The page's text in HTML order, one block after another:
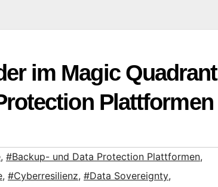
im Magic Quadrant
Plattformen
, #Backup- und Data Protection Plattformen,
, #Cyberresilienz, #Data Sovereignty,